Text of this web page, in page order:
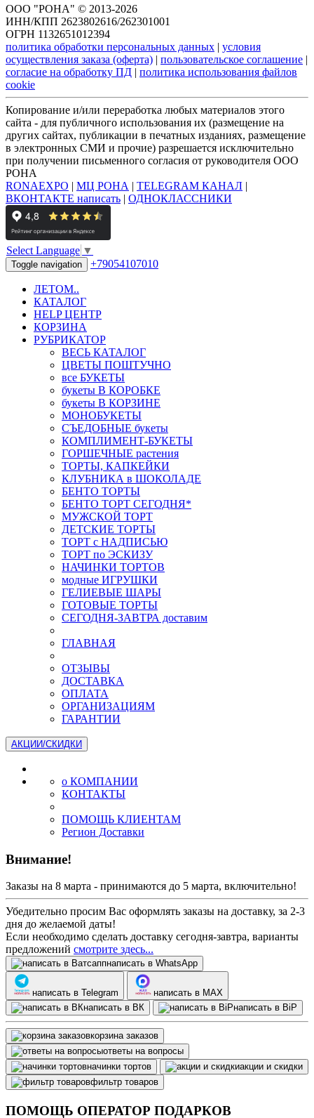
ООО "РОНА" © 2013-2026
ИНН/КПП 2623802616/262301001
ОГРН 1132651012394
политика обработки персональных данных
условия
осуществления заказа (оферта)
пользовательское соглашение
согласие на обработку ПД
политика использования файлов
cookie
Копирование и/или переработка любых материалов этого
сайта - для публичного использования их (размещение на
других сайтах, публикации в печатных изданиях, размещение
в электронных СМИ и прочие) разрешается исключительно
при получении письменного согласия от руководителя ООО
РОНА
RONAEXPO
МЦ РОНА TELEGRAM КАНАЛ
ВКОНТАКТЕ написать
ОДНОКЛАССНИКИ
Select Language ▼
Toggle navigation +79054107010
ЛЕТОМ..
КАТАЛОГ
HELP ЦЕНТР
КОРЗИНА
РУБРИКАТОР
ВЕСЬ КАТАЛОГ
ЦВЕТЫ ПОШТУЧНО
все БУКЕТЫ
букеты В КОРОБКЕ
букеты В КОРЗИНЕ
МОНОБУКЕТЫ
СЪЕДОБНЫЕ букеты
КОМПЛИМЕНТ-БУКЕТЫ
ГОРШЕЧНЫЕ растения
ТОРТЫ, КАПКЕЙКИ
КЛУБНИКА в ШОКОЛАДЕ
БЕНТО ТОРТЫ
БЕНТО ТОРТ СЕГОДНЯ*
МУЖСКОЙ ТОРТ
ДЕТСКИЕ ТОРТЫ
ТОРТ с НАДПИСЬЮ
ТОРТ по ЭСКИЗУ
НАЧИНКИ ТОРТОВ
модные ИГРУШКИ
ГЕЛИЕВЫЕ ШАРЫ
ГОТОВЫЕ ТОРТЫ
СЕГОДНЯ-ЗАВТРА доставим
ГЛАВНАЯ
ОТЗЫВЫ
ДОСТАВКА
ОПЛАТА
ОРГАНИЗАЦИЯМ
ГАРАНТИИ
АКЦИИ/СКИДКИ
о КОМПАНИИ
КОНТАКТЫ
ПОМОЩЬ КЛИЕНТАМ
Регион Доставки
Внимание!
Заказы на 8 марта - принимаются до 5 марта, включительно!
Убедительно просим Вас оформлять заказы на доставку, за 2-3
дня до желаемой даты!
Если необходимо сделать доставку сегодня-завтра, варианты
предложений смотрите здесь...
написать в WhatsApp
написать в Telegram
написать в МАХ
написать в ВК
написать в BiP
корзина заказов
ответы на вопросы
начинки тортов
акции и скидки
фильтр товаров
ПОМОЩЬ ОПЕРАТОР ПОДАРКОВ